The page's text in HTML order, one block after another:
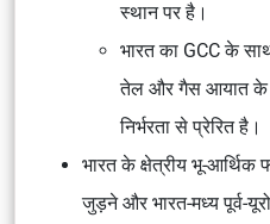
स्थान पर है।
भारत का GCC के साथ
तेल और गैस आयात के
निर्भरता से प्रेरित है।
भारत के क्षेत्रीय भू-
जुड़ने और भारत-मध्य पूर्व-